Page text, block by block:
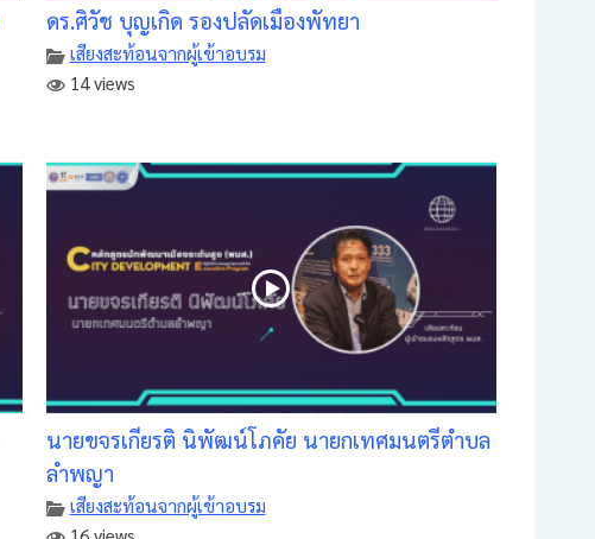
ดร.ศิวัช บุญเกิด รองปลัดเมืองพัทยา
เสียงสะท้อนจากผู้เข้าอบรม
14 views
นายขจรเกียรติ นิพัฒน์โภคัย นายกเทศมนตรีตำบล
ลำพญา
เสียงสะท้อนจากผู้เข้าอบรม